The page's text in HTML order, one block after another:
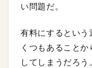
い問題だ。
有料にするという
くつもあること
してしまうだろ